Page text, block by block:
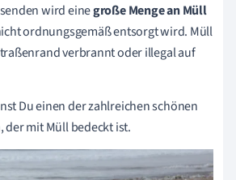
wird einegroße Menge an Müll
ordnungsgemäß entsorgt wird. Müll
verbrannt oder illegal auf
Du einen der zahlreichen schönen
der mit Müll bedeckt ist.